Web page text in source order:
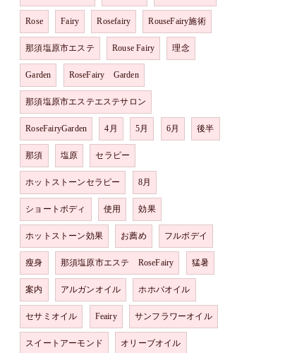
Rose Fairy Rosefairy RouseFairy施術
那須塩原市エステ Rouse Fairy 理念
Garden RoseFairy Garden
那須塩原市エステエステサロン
RoseFairyGarden 4月 5月 6月 後半
那須 塩原 セラピー
ホットストーンセラピー 8月
ショートボディ 使用 効果
ホットストーン効果 お薦め フルボデイ
瘦身 那須塩原市エステ RoseFairy 猛暑
案内 アルガンオイル ホホバオイル
セサミオイル Feairy サンフラワーオイル
スイートアーモンド オリーブオイル